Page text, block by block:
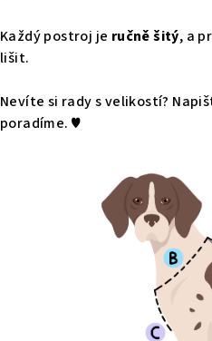
Každý postroj je ručně šitý, a
lišit.
Nevíte si rady s velikostí?
poradíme. ♥